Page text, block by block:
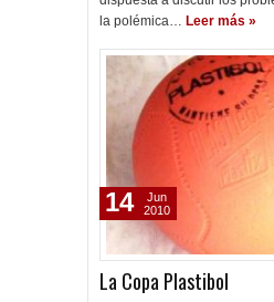
la polémica… Leer más »
La Copa Plastibol
14
Jun
2010